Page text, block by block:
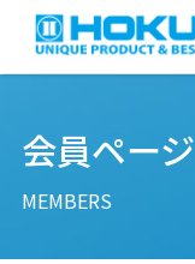
会員ページ
MEMBERS